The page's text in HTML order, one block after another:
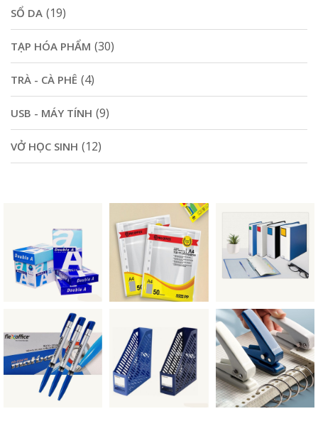
SỔ DA (19)
TẠP HÓA PHẨM (30)
TRÀ - CÀ PHÊ (4)
USB - MÁY TÍNH (9)
VỞ HỌC SINH (12)